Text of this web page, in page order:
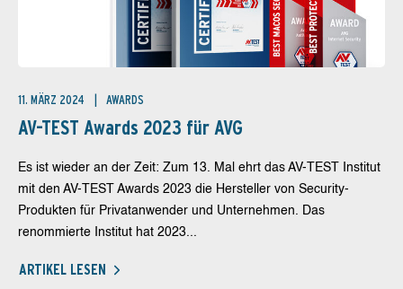
11. MÄRZ 2024 AWARDS
AV-TEST Awards 2023 für AVG
Es ist wieder an der Zeit: Zum 13. Mal ehrt das AV-TEST Institut
mit den AV-TEST Awards 2023 die Hersteller von Security-
Produkten für Privatanwender und Unternehmen. Das
renommierte Institut hat 2023...
ARTIKEL LESEN